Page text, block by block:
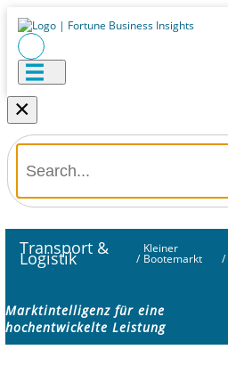
×
Transport &
Logistik /
Kleiner
Bootemarkt /
Marktintelligenz für eine
hochentwickelte Leistung